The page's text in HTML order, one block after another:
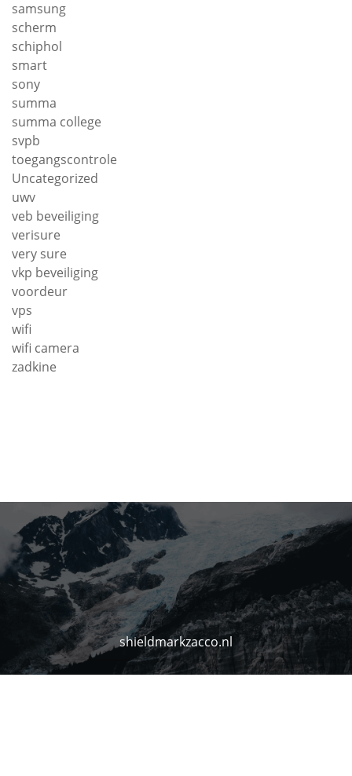
samsung
scherm
schiphol
smart
sony
summa
summa college
svpb
toegangscontrole
Uncategorized
uwv
veb beveiliging
verisure
very sure
vkp beveiliging
voordeur
vps
wifi
wifi camera
zadkine
shieldmarkzacco.nl